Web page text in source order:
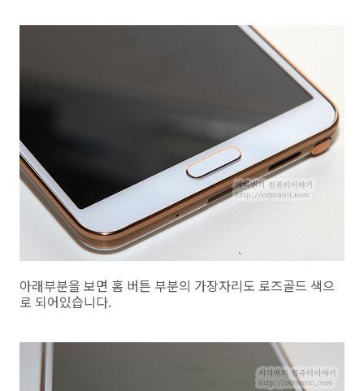
아래부분을 보면 홈 버튼 부분의 가장자리도 로즈골드 색으
로 되어있습니다.